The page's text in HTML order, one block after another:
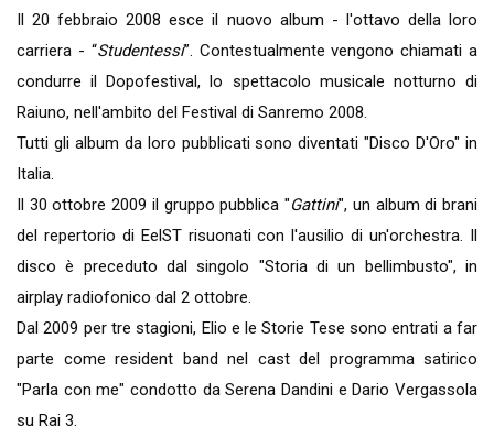
Il 20 febbraio 2008 esce il nuovo album - l'ottavo della loro
carriera - “Studentessi”. Contestualmente vengono chiamati a
condurre il Dopofestival, lo spettacolo musicale notturno di
Raiuno, nell'ambito del Festival di Sanremo 2008.
Tutti gli album da loro pubblicati sono diventati "Disco D'Oro" in
Italia.
Il 30 ottobre 2009 il gruppo pubblica "Gattini", un album di brani
del repertorio di EelST risuonati con l'ausilio di un'orchestra. Il
disco è preceduto dal singolo "Storia di un bellimbusto", in
airplay radiofonico dal 2 ottobre.
Dal 2009 per tre stagioni, Elio e le Storie Tese sono entrati a far
parte come resident band nel cast del programma satirico
"Parla con me" condotto da Serena Dandini e Dario Vergassola
su Rai 3.